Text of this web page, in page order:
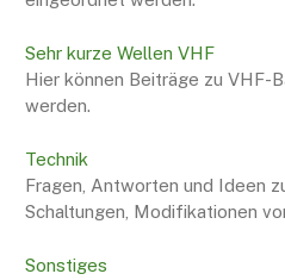
Sehr kurze Wellen VHF
Hier können Beiträge zu VHF-
werden.
Technik
Fragen, Antworten und Ideen
Schaltungen, Modifikationen
Sonstiges